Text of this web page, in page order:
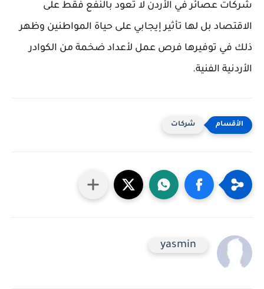
شركات عصائر في الأردن لا تعود بالنفع فقط على
الاقتصاد بل لها تأثير إيجابي على حياة المواطنين وظهر
ذلك في توفيرها فرص عمل لأعداد ضخمة من الكوادر
الأردنية الفنية.
شركات
yasmin